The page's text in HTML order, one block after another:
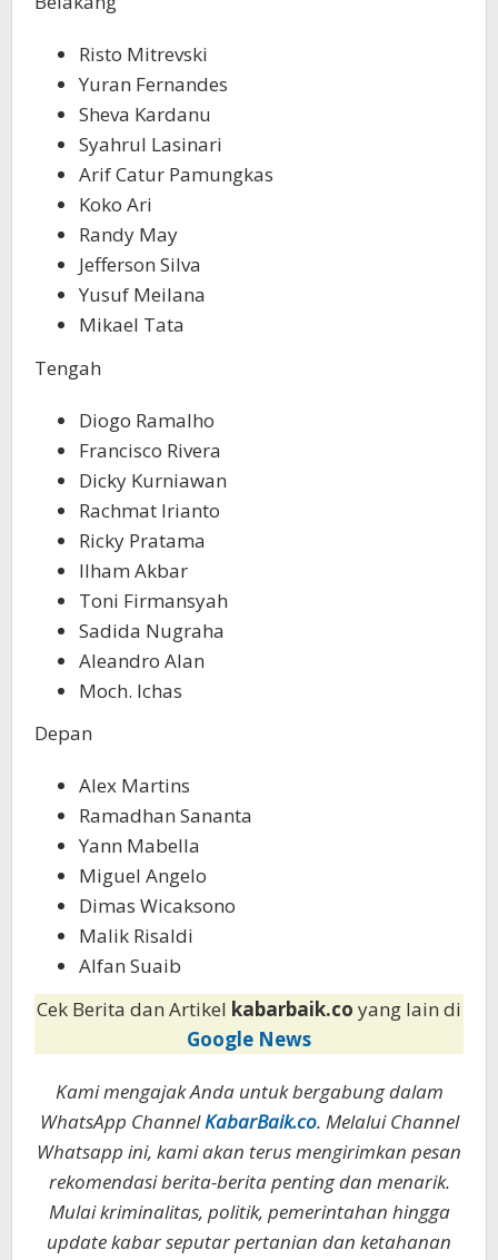
Risto Mitrevski
Yuran Fernandes
Sheva Kardanu
Syahrul Lasinari
Arif Catur Pamungkas
Koko Ari
Randy May
Jefferson Silva
Yusuf Meilana
Mikael Tata
Tengah
Diogo Ramalho
Francisco Rivera
Dicky Kurniawan
Rachmat Irianto
Ricky Pratama
Ilham Akbar
Toni Firmansyah
Sadida Nugraha
Aleandro Alan
Moch. Ichas
Depan
Alex Martins
Ramadhan Sananta
Yann Mabella
Miguel Angelo
Dimas Wicaksono
Malik Risaldi
Alfan Suaib
Cek Berita dan Artikel kabarbaik.co yang lain di
Google News
Kami mengajak Anda untuk bergabung dalam
WhatsApp ChannelKabarBaik.co. Melalui Channel
Whatsapp ini, kami akan terus mengirimkan pesan
rekomendasi berita-berita penting dan menarik.
Mulai kriminalitas, politik, pemerintahan hingga
update kabar seputar pertanian dan ketahanan